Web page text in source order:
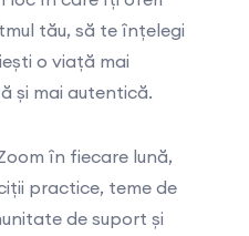
tău, să te înțelegi
o viață mai
și mai autentică.
în fiecare lună,
practice, teme de
de suport și